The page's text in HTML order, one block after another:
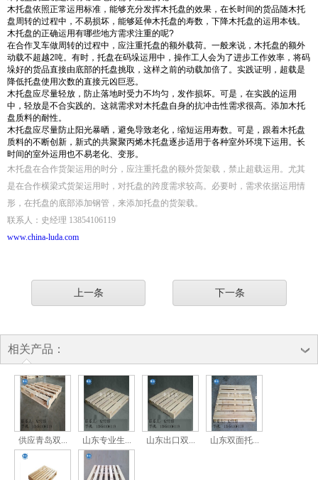
木托盘依照正常运用标准，能够充分发挥木托盘的效果，在长时间的货品随木托
盘周转的过程中，不易损坏，能够延伸木托盘的寿数，下降木托盘的运用本钱。
木托盘的正确运用有哪些地方需求注重的呢?
在合作叉车做周转的过程中，应注重托盘的额外载荷。一般来说，木托盘的额外
动载不超越2吨。有时，托盘在码垛运用中，操作工人会为了进步工作效率，将码
垛好的货品直接由底部的托盘挑取，这样之前的动载加倍了。实践证明，超载是
降低托盘使用次数的直接元凶巨恶。
木托盘应尽量轻放，防止落地时受力不均匀，发作损坏。可是，在实践的运用
中，轻放是不合实践的。这就需求对木托盘自身的抗冲击性需求很高。添加木托
盘质料的耐性。
木托盘应尽量防止阳光暴晒，避免导致老化，缩短运用寿数。可是，跟着木托盘
质料的不断创新，新式的共聚聚丙烯木托盘逐步适用于各种室外环境下运用。长
时间的室外运用也不易老化、变形。
木托盘在合作货架运用的时分，应注重托盘的额外货架载，禁止超载运用。尤其
是在合作横梁式货架运用时，对托盘的跨度需求较高。必要时，需求依据运用情
形，在托盘的底部添加钢管，来添加托盘的货架载。
联系人：史经理 13854106119
www.china-luda.com
上一条 下一条
相关产品：
供应青岛双... 山东专业生... 山东出口双... 山东双面托...